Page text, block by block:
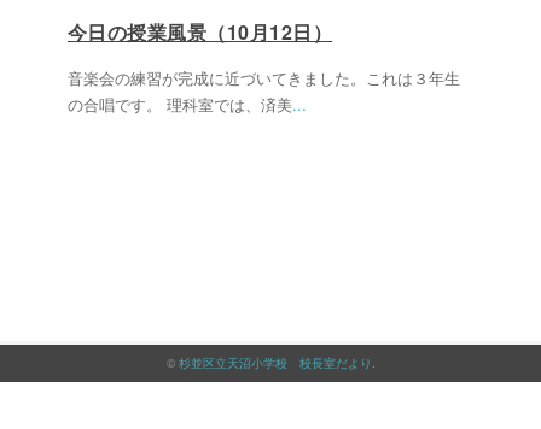
今日の授業風景（10月12日）
音楽会の練習が完成に近づいてきました。これは３年生
の合唱です。 理科室では、済美...
© 杉並区立天沼小学校 校長室だより .